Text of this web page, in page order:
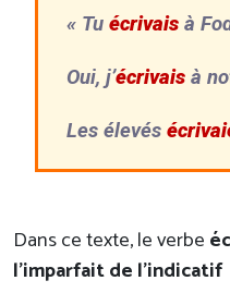
« Tu écrivais à
Oui, j’écrivais à
Les élevés
Dans ce texte, le verbe
l’imparfait de l’indicatif